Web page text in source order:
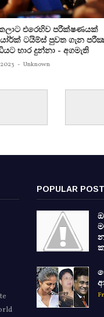
එරෙහිව පරීක්‌ෂණයක්‌
ටයිම්ස්‌ පුවත ගැන
භාර දුන්නා - අගමැති
- Unknown
POPULAR